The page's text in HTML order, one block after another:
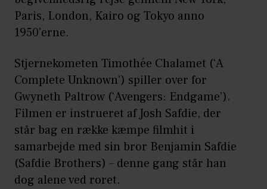
Paris, London, Kairo og Tokyo anno
1950’erne.
Stjernekometen Timothée Chalamet (‘A
Complete Unknown’) spiller over for
Gwyneth Paltrow (‘Avengers: Endgame’).
Filmen er instrueret af Josh Safdie, der
står bag en række kæmpe filmhit i
samarbejde med sin bror Benjamin Safdie
(Safdie Brothers) – denne gang står han
dog alene ved roret.